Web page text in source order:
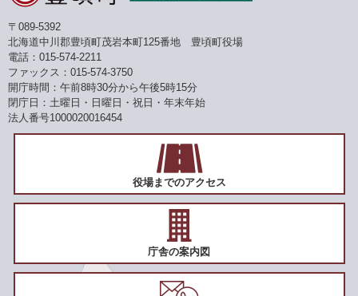
〒089-5392
北海道中川郡豊頃町茂岩本町125番地 豊頃町役場
電話：015-574-2211
ファックス：015-574-3750
開庁時間：午前8時30分から午後5時15分
閉庁日：土曜日・日曜日・祝日・年末年始
法人番号1000020016454
役場までのアクセス
庁舎の案内図